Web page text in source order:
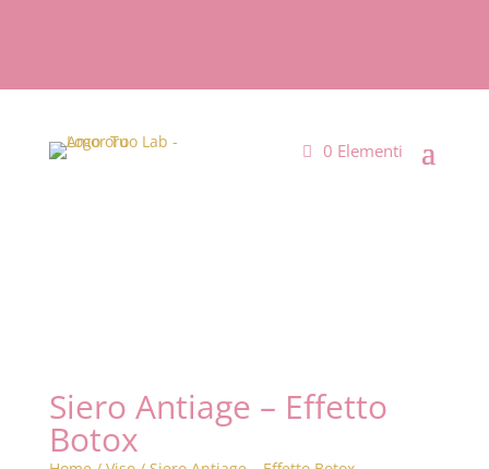
0 Elementi
Siero Antiage – Effetto
Botox